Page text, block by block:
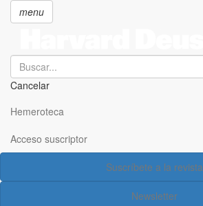
principal
menu
Search
Cancelar
Hemeroteca
Acceso suscriptor
Suscríbete a la revista
Newsletter
Acceso suscriptor